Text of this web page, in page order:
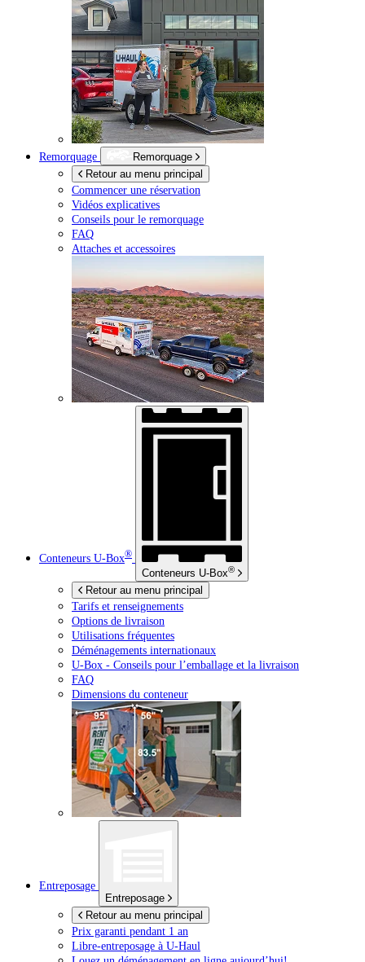
Remorquage
Remorquage
Retour au menu principal
Commencer une réservation
Vidéos explicatives
Conseils pour le remorquage
FAQ
Attaches et accessoires
Conteneurs U-Box®
Conteneurs U-Box®
Retour au menu principal
Tarifs et renseignements
Options de livraison
Utilisations fréquentes
Déménagements internationaux
U-Box - Conseils pour l’emballage et la livraison
FAQ
Dimensions du conteneur
Entreposage
Entreposage
Retour au menu principal
Prix garanti pendant 1 an
Libre-entreposage à U-Haul